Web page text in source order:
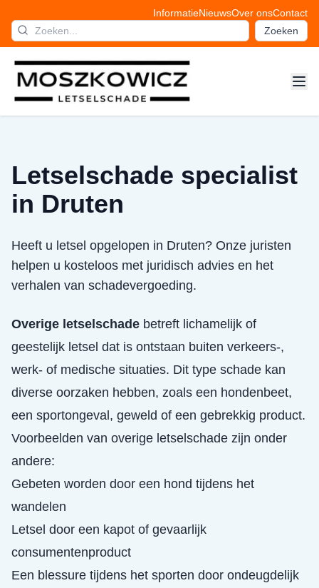
InformatieNieuwsOver onsContact
Zoeken
Letselschade specialist
in Druten
Heeft u letsel opgelopen in Druten? Onze juristen
helpen u kosteloos met juridisch advies en het
verhalen van schadevergoeding.
Overige letselschade betreft lichamelijk of
geestelijk letsel dat is ontstaan buiten verkeers-,
werk- of medische situaties. Dit type schade kan
diverse oorzaken hebben, zoals een hondenbeet,
een sportongeval, geweld of een gebrekkig product.
Voorbeelden van overige letselschade zijn onder
andere:
Gebeten worden door een hond tijdens het
wandelen
Letsel door een kapot of gevaarlijk
consumentenproduct
Een blessure tijdens het sporten door ondeugdelijk